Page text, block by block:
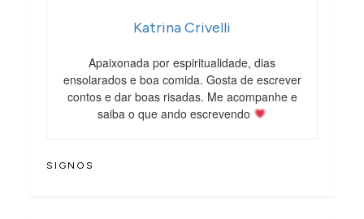
Katrina Crivelli
Apaixonada por espiritualidade, dias
ensolarados e boa comida. Gosta de escrever
contos e dar boas risadas. Me acompanhe e
saiba o que ando escrevendo
SIGNOS